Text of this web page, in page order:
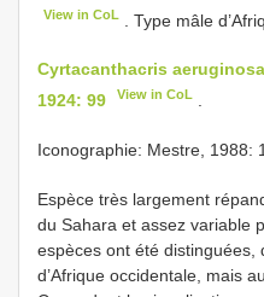
View in CoL . Type mâle
Cyrtacanthacris
1924: 99
View in CoL
Iconographie: Mestre, 1988:
Espèce très largement
du Sahara et assez variable
espèces ont été distinguées,
d’Afrique occidentale, mais